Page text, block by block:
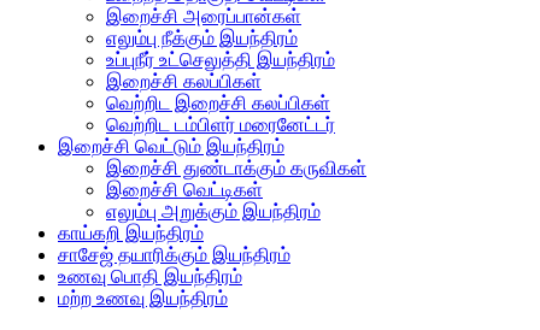
இறைச்சி அரைப்பான்கள்
எலும்பு நீக்கும் இயந்திரம்
உப்புநீர் உட்செலுத்தி இயந்திரம்
இறைச்சி கலப்பிகள்
வெற்றிட இறைச்சி கலப்பிகள்
வெற்றிட டம்பிளர் மரைனேட்டர்
இறைச்சி வெட்டும் இயந்திரம்
இறைச்சி துண்டாக்கும் கருவிகள்
இறைச்சி வெட்டிகள்
எலும்பு அறுக்கும் இயந்திரம்
காய்கறி இயந்திரம்
சாசேஜ் தயாரிக்கும் இயந்திரம்
உணவு பொதி இயந்திரம்
மற்ற உணவு இயந்திரம்